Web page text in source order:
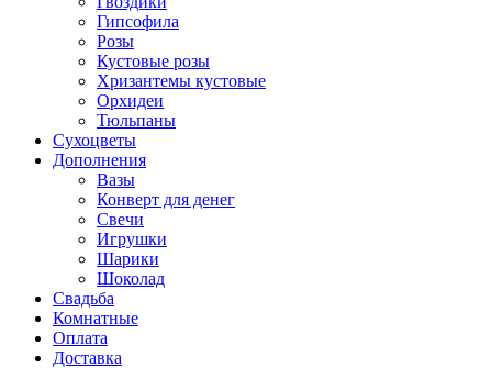
Гипсофила
Розы
Кустовые розы
Хризантемы кустовые
Орхидеи
Тюльпаны
Сухоцветы
Дополнения
Вазы
Конверт для денег
Свечи
Игрушки
Шарики
Шоколад
Свадьба
Комнатные
Оплата
Доставка